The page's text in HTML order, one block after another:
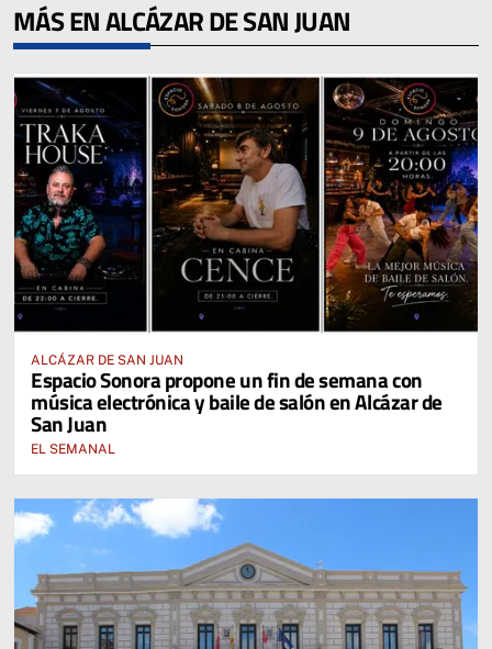
MÁS EN ALCÁZAR DE SAN JUAN
ALCÁZAR DE SAN JUAN
Espacio Sonora propone un fin de semana con
música electrónica y baile de salón en Alcázar de
San Juan
EL SEMANAL